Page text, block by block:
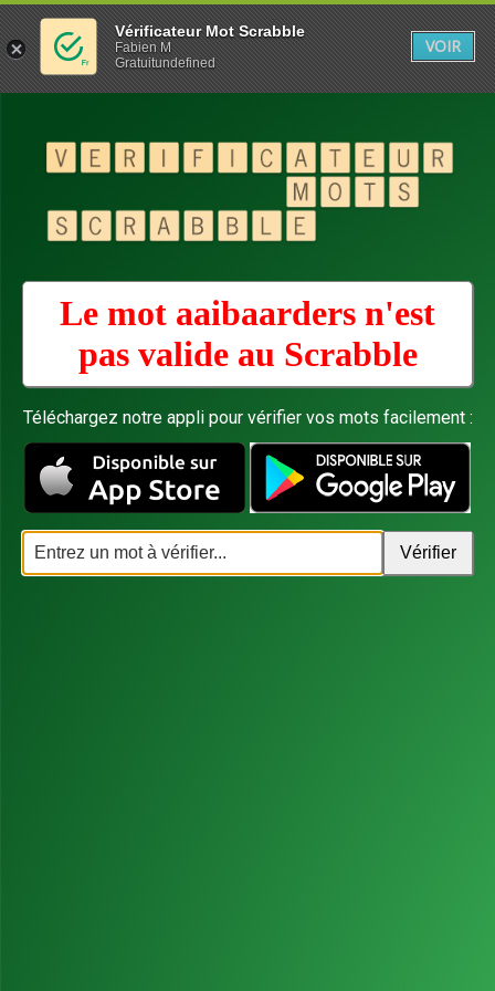
Le mot aaibaarders n'est
pas valide au Scrabble
Téléchargez notre appli pour vérifier vos mots facilement :
Vérificateur Mot Scrabble
Fabien M
Gratuitundefined
VOIR